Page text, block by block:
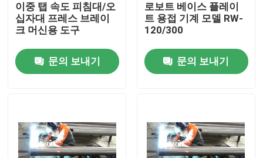
제품
이중 탭 속도 피침대/오
십자대 프레스 브레이
크 머신용 도구
문의 보내기
로보트 베이스 플레이
트 용접 기계 모델 RW-
120/300
문의 보내기